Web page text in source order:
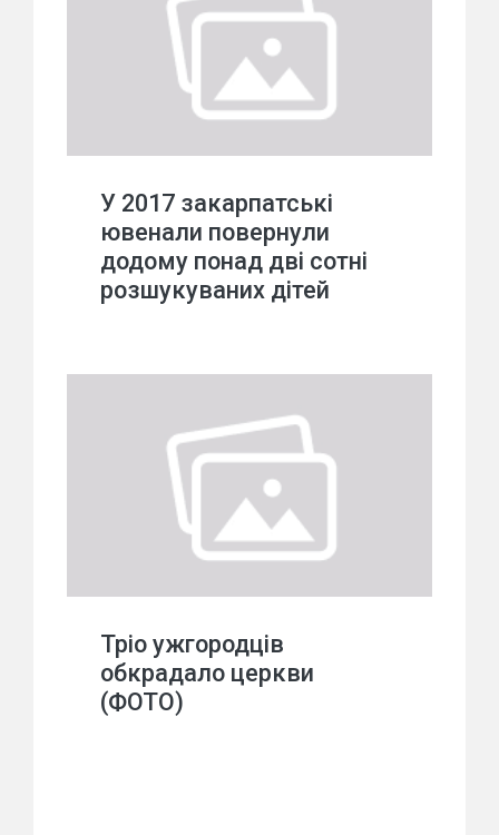
У 2017 закарпатські
ювенали повернули
додому понад дві сотні
розшукуваних дітей
Тріо ужгородців
обкрадало церкви
(ФОТО)